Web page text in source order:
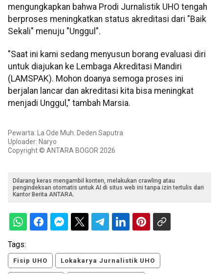
mengungkapkan bahwa Prodi Jurnalistik UHO tengah
berproses meningkatkan status akreditasi dari "Baik
Sekali" menuju "Unggul".
"Saat ini kami sedang menyusun borang evaluasi diri
untuk diajukan ke Lembaga Akreditasi Mandiri
(LAMSPAK). Mohon doanya semoga proses ini
berjalan lancar dan akreditasi kita bisa meningkat
menjadi Unggul," tambah Marsia.
Pewarta: La Ode Muh. Deden Saputra
Uploader: Naryo
Copyright © ANTARA BOGOR 2026
Dilarang keras mengambil konten, melakukan crawling atau
pengindeksan otomatis untuk AI di situs web ini tanpa izin tertulis dari
Kantor Berita ANTARA.
Tags:
Fisip UHO Lokakarya Jurnalistik UHO